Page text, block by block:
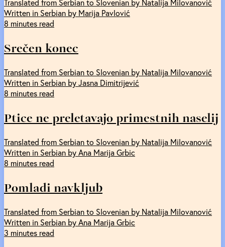
Translated from Serbian to Slovenian by Natalija Milovanović
Written in Serbian by Marija Pavlović
8 minutes read
Srečen konec
Translated from Serbian to Slovenian by Natalija Milovanović
Written in Serbian by Jasna Dimitrijević
8 minutes read
Ptice ne preletavajo primestnih naselij
Translated from Serbian to Slovenian by Natalija Milovanović
Written in Serbian by Ana Marija Grbic
8 minutes read
Pomladi navkljub
Translated from Serbian to Slovenian by Natalija Milovanović
Written in Serbian by Ana Marija Grbic
3 minutes read